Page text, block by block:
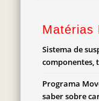
Matérias
Sistema de
componentes,
Programa
saber sobre